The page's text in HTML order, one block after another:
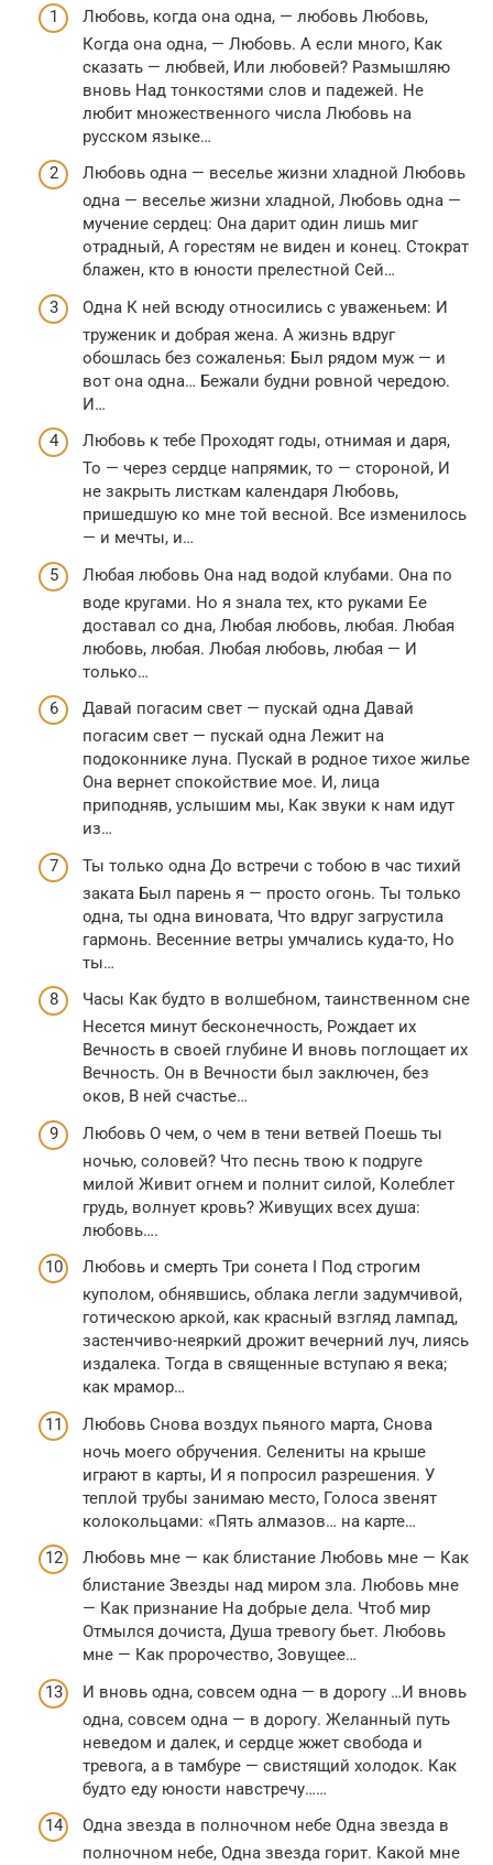
Любовь, когда она одна, — любовь Любовь,
Когда она одна, — Любовь. А если много, Как
сказать — любвей, Или любовей? Размышляю
вновь Над тонкостями слов и падежей. Не
любит множественного числа Любовь на
русском языке…
Любовь одна — веселье жизни хладной Любовь
одна — веселье жизни хладной, Любовь одна —
мучение сердец: Она дарит один лишь миг
отрадный, А горестям не виден и конец. Стократ
блажен, кто в юности прелестной Сей…
Одна К ней всюду относились с уваженьем: И
труженик и добрая жена. А жизнь вдруг
обошлась без сожаленья: Был рядом муж — и
вот она одна… Бежали будни ровной чередою.
И…
Любовь к тебе Проходят годы, отнимая и даря,
То — через сердце напрямик, то — стороной, И
не закрыть листкам календаря Любовь,
пришедшую ко мне той весной. Все изменилось
— и мечты, и…
Любая любовь Она над водой клубами. Она по
воде кругами. Но я знала тех, кто руками Ее
доставал со дна, Любая любовь, любая. Любая
любовь, любая. Любая любовь, любая — И
только…
Давай погасим свет — пускай одна Давай
погасим свет — пускай одна Лежит на
подоконнике луна. Пускай в родное тихое жилье
Она вернет спокойствие мое. И, лица
приподняв, услышим мы, Как звуки к нам идут
из…
Ты только одна До встречи с тобою в час тихий
заката Был парень я — просто огонь. Ты только
одна, ты одна виновата, Что вдруг загрустила
гармонь. Весенние ветры умчались куда-то, Но
ты…
Часы Как будто в волшебном, таинственном сне
Несется минут бесконечность, Рождает их
Вечность в своей глубине И вновь поглощает их
Вечность. Он в Вечности был заключен, без
оков, В ней счастье…
Любовь О чем, о чем в тени ветвей Поешь ты
ночью, соловей? Что песнь твою к подруге
милой Живит огнем и полнит силой, Колеблет
грудь, волнует кровь? Живущих всех душа:
любовь….
Любовь и смерть Три сонета I Под строгим
куполом, обнявшись, облака легли задумчивой,
готическою аркой, как красный взгляд лампад,
застенчиво-неяркий дрожит вечерний луч, лиясь
издалека. Тогда в священные вступаю я века;
как мрамор…
Любовь Снова воздух пьяного марта, Снова
ночь моего обручения. Селениты на крыше
играют в карты, И я попросил разрешения. У
теплой трубы занимаю место, Голоса звенят
колокольцами: «Пять алмазов… на карте…
Любовь мне — как блистание Любовь мне — Как
блистание Звезды над миром зла. Любовь мне
— Как признание На добрые дела. Чтоб мир
Отмылся дочиста, Душа тревогу бьет. Любовь
мне — Как пророчество, Зовущее…
И вновь одна, совсем одна — в дорогу …И вновь
одна, совсем одна — в дорогу. Желанный путь
неведом и далек, и сердце жжет свобода и
тревога, а в тамбуре — свистящий холодок. Как
будто еду юности навстречу……
Одна звезда в полночном небе Одна звезда в
полночном небе, Одна звезда горит. Какой мне